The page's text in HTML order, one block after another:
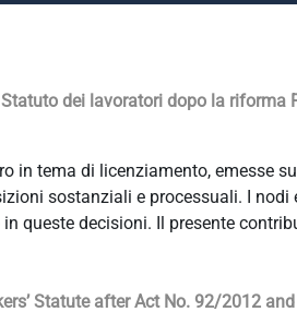
Statuto dei lavoratori dopo la
in tema di licenziamento, emesse
sostanziali e processuali. I
queste decisioni. Il presente
Statute after Act No. 92/2012